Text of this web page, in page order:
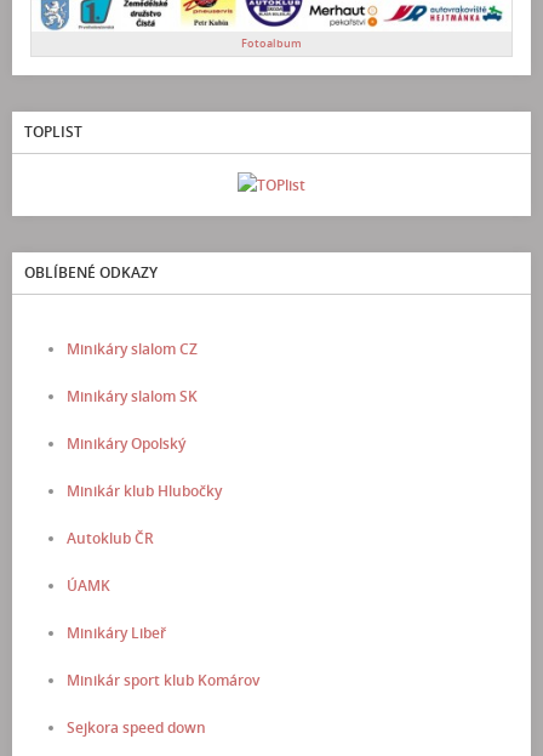
Fotoalbum
TOPLIST
OBLÍBENÉ ODKAZY
Minikáry slalom CZ
Minikáry slalom SK
Minikáry Opolský
Minikár klub Hlubočky
Autoklub ČR
ÚAMK
Minikáry Libeř
Minikár sport klub Komárov
Sejkora speed down